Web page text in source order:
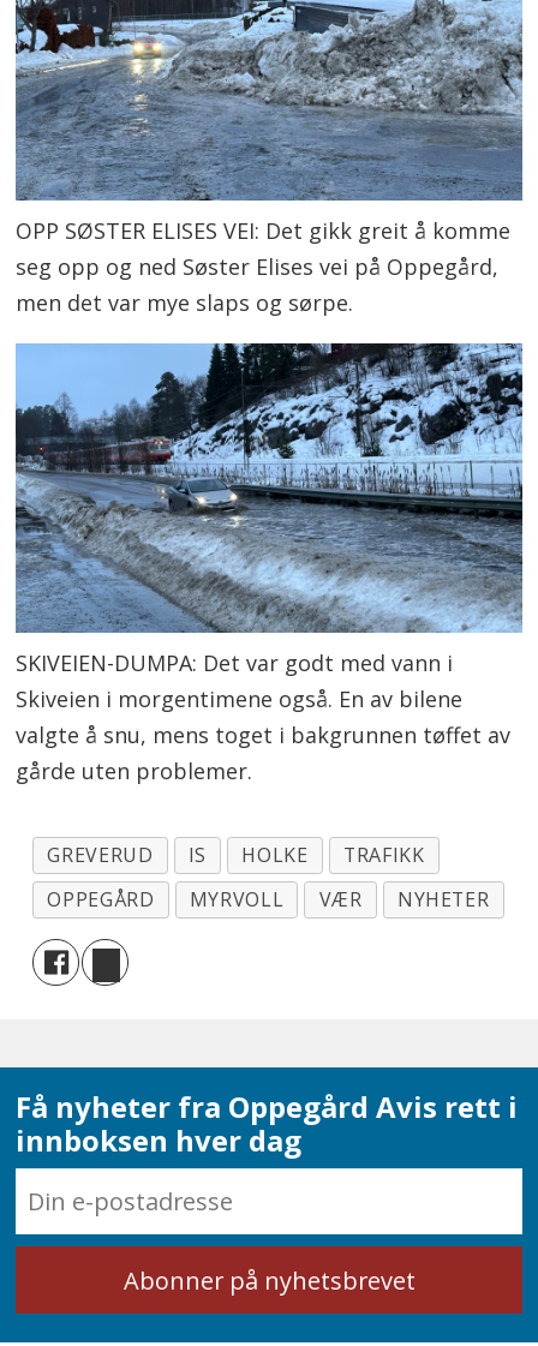
OPP SØSTER ELISES VEI: Det gikk greit å komme
seg opp og ned Søster Elises vei på Oppegård,
men det var mye slaps og sørpe.
SKIVEIEN-DUMPA: Det var godt med vann i
Skiveien i morgentimene også. En av bilene
valgte å snu, mens toget i bakgrunnen tøffet av
gårde uten problemer.
GREVERUD IS HOLKE
TRAFIKK
OPPEGÅRD
MYRVOLL VÆR NYHETER
Få nyheter fra Oppegård Avis rett i
innboksen hver dag